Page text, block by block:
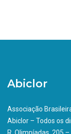
Abiclor
Associação
Abiclor – Todos os